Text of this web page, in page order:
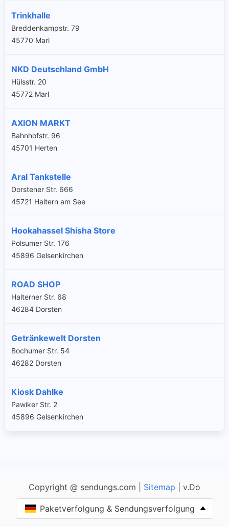
Trinkhalle
Breddenkampstr. 79
45770 Marl
NKD Deutschland GmbH
Hülsstr. 20
45772 Marl
AXION MARKT
Bahnhofstr. 96
45701 Herten
Aral Tankstelle
Dorstener Str. 666
45721 Haltern am See
Hookahassel Shisha Store
Polsumer Str. 176
45896 Gelsenkirchen
ROAD SHOP
Halterner Str. 68
46284 Dorsten
Getränkewelt Dorsten
Bochumer Str. 54
46282 Dorsten
Kiosk Dahlke
Pawiker Str. 2
45896 Gelsenkirchen
Copyright @ sendungs.com | Sitemap | v.Do
Paketverfolgung & Sendungsverfolgung